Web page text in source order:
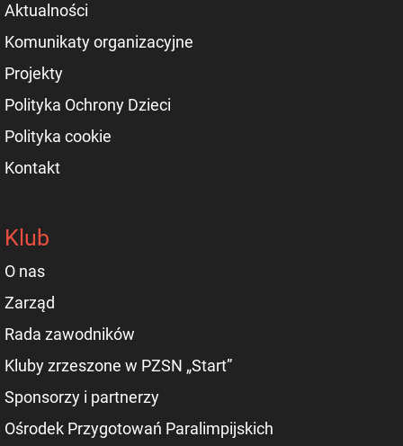
Aktualności
Komunikaty organizacyjne
Projekty
Polityka Ochrony Dzieci
Polityka cookie
Kontakt
Klub
O nas
Zarząd
Rada zawodników
Kluby zrzeszone w PZSN „Start”
Sponsorzy i partnerzy
Ośrodek Przygotowań Paralimpijskich